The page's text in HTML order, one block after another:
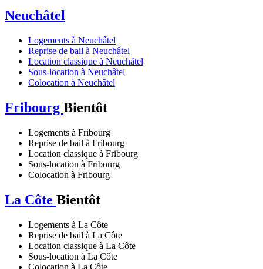
Neuchâtel
Logements à Neuchâtel
Reprise de bail à Neuchâtel
Location classique à Neuchâtel
Sous-location à Neuchâtel
Colocation à Neuchâtel
Fribourg Bientôt
Logements à Fribourg
Reprise de bail à Fribourg
Location classique à Fribourg
Sous-location à Fribourg
Colocation à Fribourg
La Côte Bientôt
Logements à La Côte
Reprise de bail à La Côte
Location classique à La Côte
Sous-location à La Côte
Colocation à La Côte